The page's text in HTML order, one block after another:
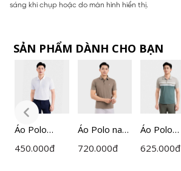
sáng khi chụp hoặc do màn hình hiển thị.
SẢN PHẨM DÀNH CHO BẠN
Áo Polo
Ngắn Tay
450.000đ
Áo Polo nam
ngắn tay
720.000đ
Áo Polo
ngắn tay
625.000đ